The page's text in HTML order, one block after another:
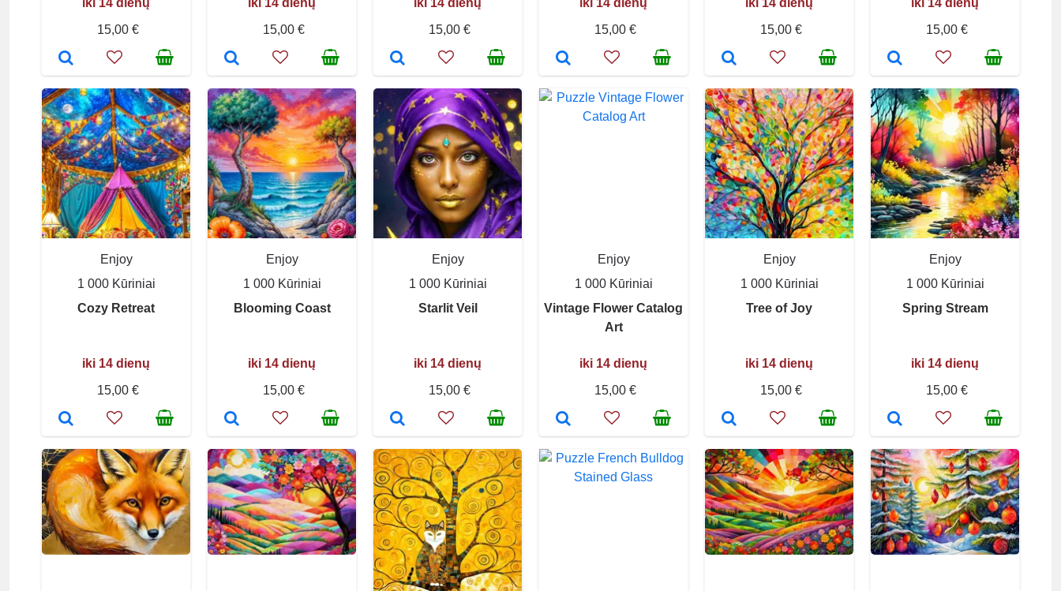
iki 14 dienų
15,00 €
iki 14 dienų
15,00 €
iki 14 dienų
15,00 €
iki 14 dienų
15,00 €
iki 14 dienų
15,00 €
iki 14 dienų
15,00 €
Enjoy
1 000 Kūriniai
Cozy Retreat
iki 14 dienų
15,00 €
Enjoy
1 000 Kūriniai
Blooming Coast
iki 14 dienų
15,00 €
Enjoy
1 000 Kūriniai
Starlit Veil
iki 14 dienų
15,00 €
Enjoy
1 000 Kūriniai
Vintage Flower Catalog
Art
iki 14 dienų
15,00 €
Enjoy
1 000 Kūriniai
Tree of Joy
iki 14 dienų
15,00 €
Enjoy
1 000 Kūriniai
Spring Stream
iki 14 dienų
15,00 €